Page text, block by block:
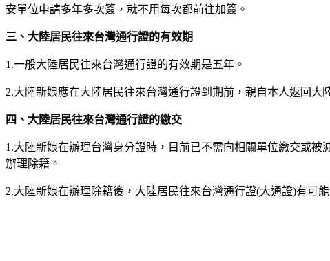
安單位申請多年多次簽，就不用每次都前往加簽。
三、大陸居民往來台灣通行證的有效期
1.一般大陸居民往來台灣通行證的有效期是五年。
2.大陸新娘應在大陸居民往來台灣通行證到期前，親自本人返回大
四、大陸居民往來台灣通行證的繳交
1.大陸新娘在辦理台灣身分證時，目前已不需向相關單位繳交或
辦理除籍。
2.大陸新娘在辦理除籍後，大陸居民往來台灣通行證(大通證)有可